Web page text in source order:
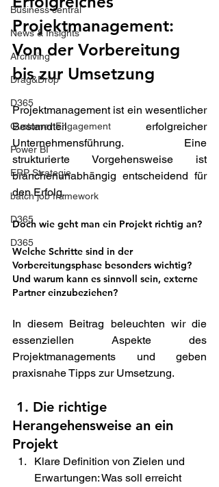
Business central
News & Insights
Archiving
Drag&Drop
D365
Customer Engagement
Power BI
ERP Strategie
batch job framework
D365
D365
Projektmanagement:
Von der Vorbereitung
bis zur Umsetzung
Projektmanagement ist ein wesentlicher
Bestandteil erfolgreicher
Unternehmensführung. Eine
strukturierte Vorgehensweise ist
branchenunabhängig entscheidend für
den Erfolg.
Doch wie geht man ein Projekt richtig an?
Welche Schritte sind in der
Vorbereitungsphase besonders wichtig?
Und warum kann es sinnvoll sein, externe
Partner einzubeziehen?
In diesem Beitrag beleuchten wir die
essenziellen Aspekte des
Projektmanagements und geben
praxisnahe Tipps zur Umsetzung.
Herangehensweise an ein
Projekt
Klare Definition von Zielen und
Erwartungen: Was soll erreicht